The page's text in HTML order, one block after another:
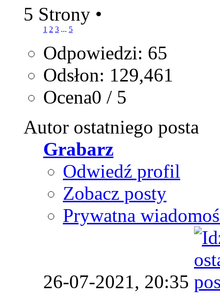
5 Strony •
1 2 3 ... 5
Odpowiedzi: 65
Odsłon: 129,461
Ocena0 / 5
Autor ostatniego posta
Grabarz
Odwiedź profil
Zobacz posty
Prywatna
26-07-2021, 20:35